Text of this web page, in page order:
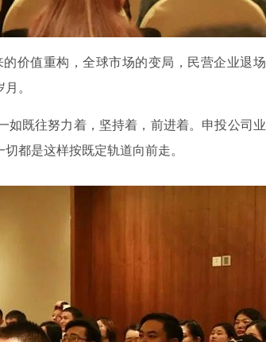
价值重构，全球市场的变局，民营企业退场
。
既往努力着，坚持着，前进着。申投公司业
都是这样按既定轨道向前走。